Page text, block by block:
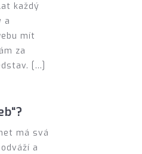
každý
a
mít
za
[…]
má svá
a